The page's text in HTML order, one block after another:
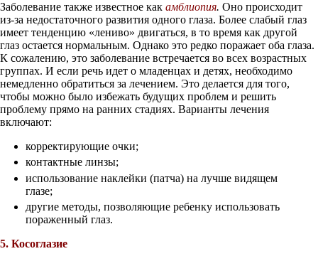
Заболевание также известное как амблиопия. Оно происходит
из-за недостаточного развития одного глаза. Более слабый глаз
имеет тенденцию «лениво» двигаться, в то время как другой
глаз остается нормальным. Однако это редко поражает оба глаза.
К сожалению, это заболевание встречается во всех возрастных
группах. И если речь идет о младенцах и детях, необходимо
немедленно обратиться за лечением. Это делается для того,
чтобы можно было избежать будущих проблем и решить
проблему прямо на ранних стадиях. Варианты лечения
включают:
корректирующие очки;
контактные линзы;
использование наклейки (патча) на лучше видящем
глазе;
другие методы, позволяющие ребенку использовать
пораженный глаз.
5. Косоглазие